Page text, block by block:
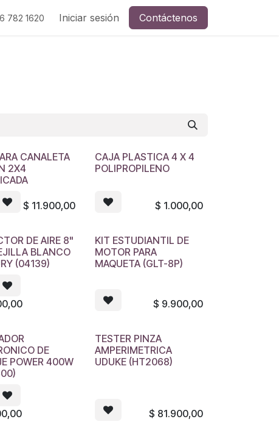
782 1620 Iniciar sesión Contáctenos
CANALETA
2X4
$ 11.900,00
CAJA PLASTICA 4 X 4
POLIPROPILENO
$ 1.000,00
DE AIRE 8"
BLANCO
(04139)
KIT ESTUDIANTIL DE
MOTOR PARA
MAQUETA (GLT-8P)
$ 9.900,00
DE
POWER 400W
TESTER PINZA
AMPERIMETRICA
UDUKE (HT2068)
$ 81.900,00